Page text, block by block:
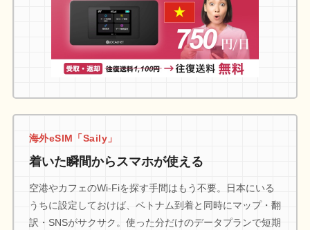
海外eSIM「Saily」
着いた瞬間からスマホが使える
空港やカフェのWi-Fiを探す手間はもう不要。日本にいる
うちに設定しておけば、ベトナム到着と同時にマップ・翻
訳・SNSがサクサク。使った分だけのデータプランで短期